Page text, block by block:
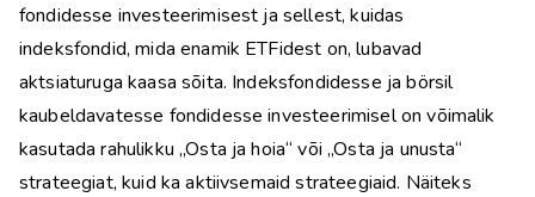
fondidesse investeerimisest ja sellest, kuidas
indeksfondid, mida enamik ETFidest on, lubavad
aktsiaturuga kaasa sõita. Indeksfondidesse ja börsil
kaubeldavatesse fondidesse investeerimisel on võimalik
kasutada rahulikku „Osta ja hoia“ või „Osta ja unusta“
strateegiat, kuid ka aktiivsemaid strateegiaid. Näiteks